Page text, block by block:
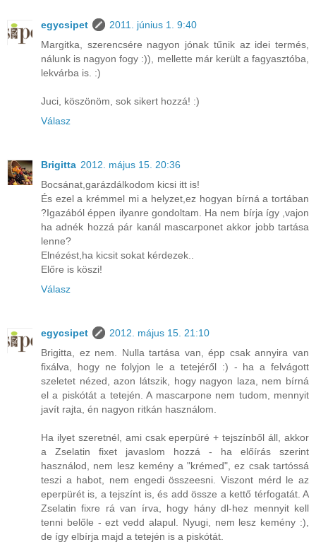
egycsipet
2011. június 1. 9:40
Margitka, szerencsére nagyon jónak tűnik az idei termés,
nálunk is nagyon fogy :)), mellette már került a fagyasztóba,
lekvárba is. :)
Juci, köszönöm, sok sikert hozzá! :)
Válasz
Brigitta 2012. május 15. 20:36
Bocsánat,garázdálkodom kicsi itt is!
És ezel a krémmel mi a helyzet,ez hogyan bírná a tortában
?Igazából éppen ilyanre gondoltam. Ha nem bírja így ,vajon
ha adnék hozzá pár kanál mascarponet akkor jobb tartása
lenne?
Elnézést,ha kicsit sokat kérdezek..
Előre is köszi!
Válasz
egycsipet
2012. május 15. 21:10
Brigitta, ez nem. Nulla tartása van, épp csak annyira van
fixálva, hogy ne folyjon le a tetejéről :) - ha a felvágott
szeletet nézed, azon látszik, hogy nagyon laza, nem bírná
el a piskótát a tetején. A mascarpone nem tudom, mennyit
javít rajta, én nagyon ritkán használom.
Ha ilyet szeretnél, ami csak eperpüré + tejszínből áll, akkor
a Zselatin fixet javaslom hozzá - ha előírás szerint
használod, nem lesz kemény a "krémed", ez csak tartóssá
teszi a habot, nem engedi összeesni. Viszont mérd le az
eperpürét is, a tejszínt is, és add össze a kettő térfogatát. A
Zselatin fixre rá van írva, hogy hány dl-hez mennyit kell
tenni belőle - ezt vedd alapul. Nyugi, nem lesz kemény :),
de így elbírja majd a tetején is a piskótát.